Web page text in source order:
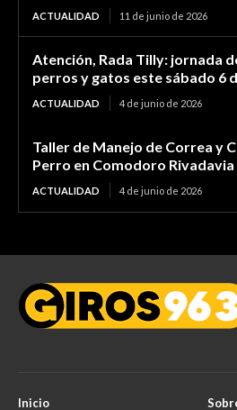
ACTUALIDAD 11 de junio de 2026
Atención, Rada Tilly: jornada
perros y gatos este sábado 6
ACTUALIDAD 4 de junio de 2026
Taller de Manejo de Correa y
Perro en Comodoro Rivadavia
ACTUALIDAD 4 de junio de 2026
Inicio